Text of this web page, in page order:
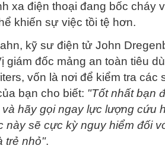
xa điện thoại đang bốc cháy
khiến sự việc tồi tệ hơn.
kỹ sư điện tử John
giám đốc mảng an toàn tiêu
vốn là nơi để kiểm tra các
bạn cho biết: "Tốt nhất bạn
hãy gọi ngay lực lượng cứu
này sẽ cực kỳ nguy hiểm đối
trẻ nhỏ".